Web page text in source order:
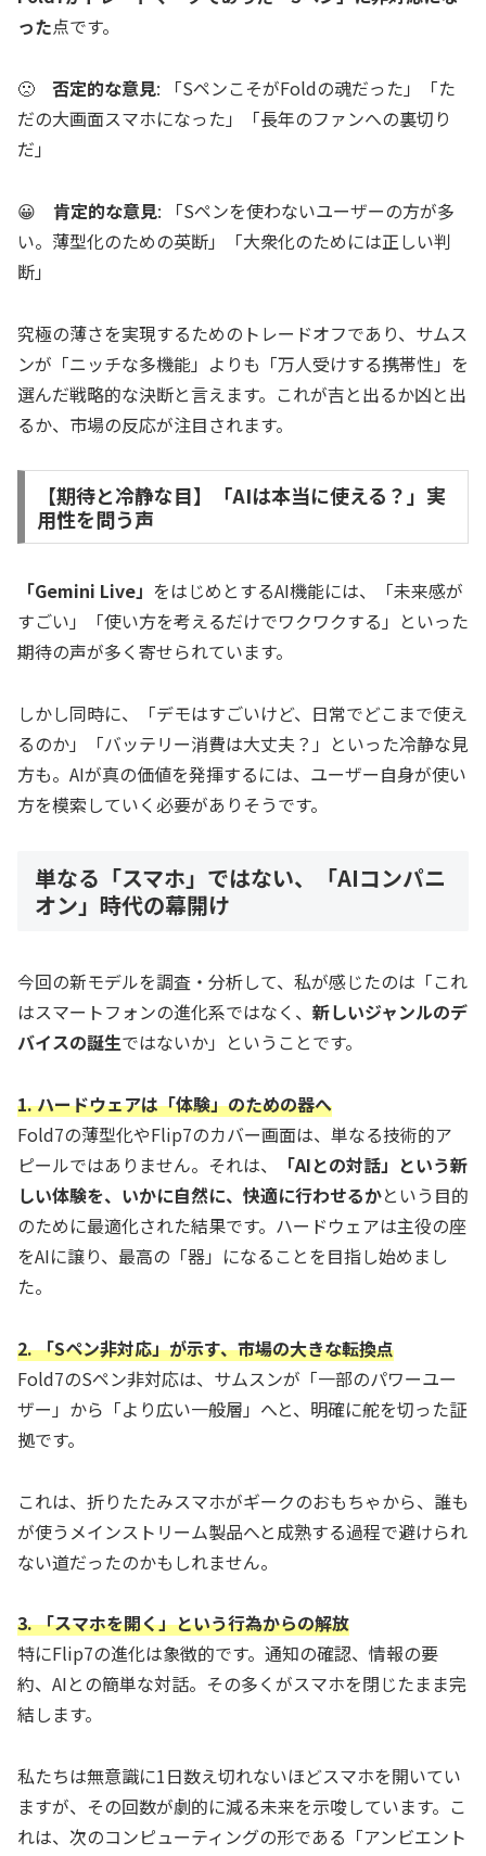
った点です。
🙁 否定的な意見: 「SペンこそがFoldの魂だった」「た
だの大画面スマホになった」「長年のファンへの裏切り
だ」
😀 肯定的な意見: 「Sペンを使わないユーザーの方が多
い。薄型化のための英断」「大衆化のためには正しい判
断」
究極の薄さを実現するためのトレードオフであり、サムス
ンが「ニッチな多機能」よりも「万人受けする携帯性」を
選んだ戦略的な決断と言えます。これが吉と出るか凶と出
るか、市場の反応が注目されます。
【期待と冷静な目】「AIは本当に使える？」実
用性を問う声
「Gemini Live」 をはじめとするAI機能には、「未来感が
すごい」「使い方を考えるだけでワクワクする」といった
期待の声が多く寄せられています。
しかし同時に、「デモはすごいけど、日常でどこまで使え
るのか」「バッテリー消費は大丈夫？」といった冷静な見
方も。AIが真の価値を発揮するには、ユーザー自身が使い
方を模索していく必要がありそうです。
単なる「スマホ」ではない、「AIコンパニ
オン」時代の幕開け
今回の新モデルを調査・分析して、私が感じたのは「これ
はスマートフォンの進化系ではなく、 新しいジャンルのデ
バイスの誕生ではないか」ということです。
1. ハードウェアは「体験」のための器へ
Fold7の薄型化やFlip7のカバー画面は、単なる技術的ア
ピールではありません。それは、
「AIとの対話」という新
しい体験を、いかに自然に、快適に行わせるかという目的
のために最適化された結果です。ハードウェアは主役の座
をAIに譲り、最高の「器」になることを目指し始めまし
た。
2. 「Sペン非対応」が示す、市場の大きな転換点
Fold7のSペン非対応は、サムスンが「一部のパワーユー
ザー」から「より広い一般層」へと、明確に舵を切った証
拠です。
これは、折りたたみスマホがギークのおもちゃから、誰も
が使うメインストリーム製品へと成熟する過程で避けられ
ない道だったのかもしれません。
3. 「スマホを開く」という行為からの解放
特にFlip7の進化は象徴的です。通知の確認、情報の要
約、AIとの簡単な対話。その多くがスマホを閉じたまま完
結します。
私たちは無意識に1日数え切れないほどスマホを開いてい
ますが、その回数が劇的に減る未来を示唆しています。こ
れは、次のコンピューティングの形である「アンビエント